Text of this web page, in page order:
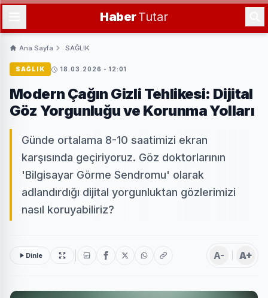
HaberTutar
Ana Sayfa SAĞLIK
SAĞLIK 18.03.2026 - 12:01
Modern Çağın Gizli Tehlikesi: Dijital
Göz Yorgunluğu ve Korunma Yolları
Günde ortalama 8-10 saatimizi ekran
karşısında geçiriyoruz. Göz doktorlarının
'Bilgisayar Görme Sendromu' olarak
adlandırdığı dijital yorgunluktan gözlerimizi
nasıl koruyabiliriz?
Dinle A- A+